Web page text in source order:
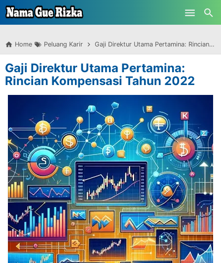
-->
Skip to main content
Home Peluang Karir Gaji Direktur Utama Pertamina: Rincian Kompensasi Tahun 2022
Gaji Direktur Utama Pertamina:
Rincian Kompensasi Tahun 2022